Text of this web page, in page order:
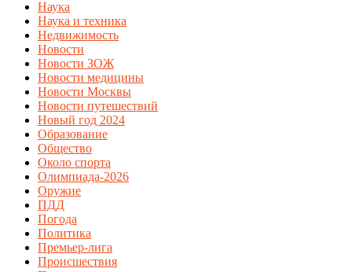
Наука
Наука и техника
Недвижимость
Новости
Новости ЗОЖ
Новости медицины
Новости Москвы
Новости путешествий
Новый год 2024
Образование
Общество
Около спорта
Олимпиада-2026
Оружие
ПДД
Погода
Политика
Премьер-лига
Происшествия